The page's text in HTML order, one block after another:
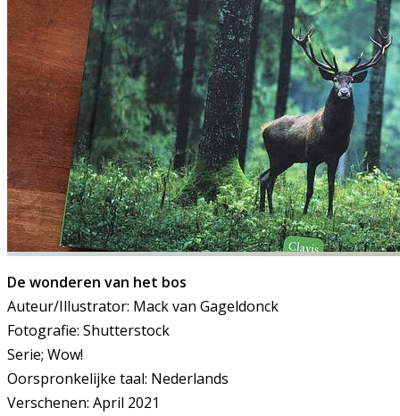
De wonderen van het bos
Auteur/Illustrator: Mack van Gageldonck
Fotografie: Shutterstock
Serie; Wow!
Oorspronkelijke taal: Nederlands
Verschenen: April 2021